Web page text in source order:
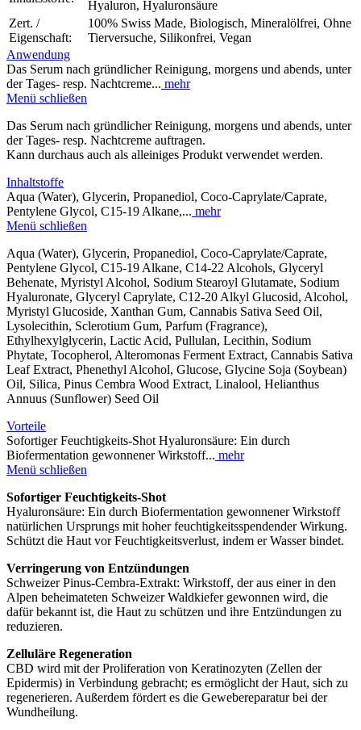
Hyaluron, Hyaluronsäure
Zert. /
Eigenschaft:
100% Swiss Made, Biologisch, Mineralölfrei, Ohne
Tierversuche, Silikonfrei, Vegan
Anwendung
Das Serum nach gründlicher Reinigung, morgens und abends, unter
der Tages- resp. Nachtcreme... mehr
Menü schließen
Das Serum nach gründlicher Reinigung, morgens und abends, unter
der Tages- resp. Nachtcreme auftragen.
Kann durchaus auch als alleiniges Produkt verwendet werden.
Inhaltstoffe
Aqua (Water), Glycerin, Propanediol, Coco-Caprylate/Caprate,
Pentylene Glycol, C15-19 Alkane,... mehr
Menü schließen
Aqua (Water), Glycerin, Propanediol, Coco-Caprylate/Caprate,
Pentylene Glycol, C15-19 Alkane, C14-22 Alcohols, Glyceryl
Behenate, Myristyl Alcohol, Sodium Stearoyl Glutamate, Sodium
Hyaluronate, Glyceryl Caprylate, C12-20 Alkyl Glucosid, Alcohol,
Myristyl Glucoside, Xanthan Gum, Cannabis Sativa Seed Oil,
Lysolecithin, Sclerotium Gum, Parfum (Fragrance),
Ethylhexylglycerin, Lactic Acid, Pullulan, Lecithin, Sodium
Phytate, Tocopherol, Alteromonas Ferment Extract, Cannabis Sativa
Leaf Extract, Phenethyl Alcohol, Glucose, Glycine Soja (Soybean)
Oil, Silica, Pinus Cembra Wood Extract, Linalool, Helianthus
Annuus (Sunflower) Seed Oil
Vorteile
Sofortiger Feuchtigkeits-Shot Hyaluronsäure: Ein durch
Biofermentation gewonnener Wirkstoff... mehr
Menü schließen
Sofortiger Feuchtigkeits-Shot
Hyaluronsäure: Ein durch Biofermentation gewonnener Wirkstoff
natürlichen Ursprungs mit hoher feuchtigkeitsspendender Wirkung.
Schützt die Haut vor Feuchtigkeitsverlust, indem er Wasser bindet.
Verringerung von Entzündungen
Schweizer Pinus-Cembra-Extrakt: Wirkstoff, der aus einer in den
Alpen beheimateten Schweizer Waldkiefer gewonnen wird, die
dafür bekannt ist, die Haut zu schützen und ihre Entzündungen zu
reduzieren.
Zelluläre Regeneration
CBD wird mit der Proliferation von Keratinozyten (Zellen der
Epidermis) in Verbindung gebracht; es ermöglicht der Haut, sich zu
regenerieren. Außerdem fördert es die Gewebereparatur bei der
Wundheilung.